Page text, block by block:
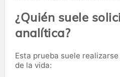
¿Quién suele
analítica?
Esta prueba suele
de la vida: